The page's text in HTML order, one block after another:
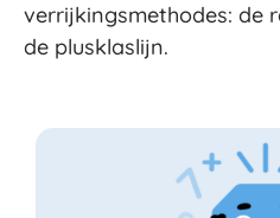
verrijkingsmethodes: de
de plusklaslijn.